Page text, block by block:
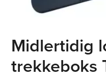
Midlertidig
trekkeboks